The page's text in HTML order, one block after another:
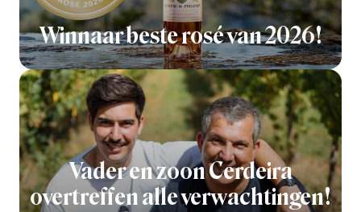
Winnaar beste rosé van 2026!
Vader en zoon Cerdeira
overtreffen alle verwachtingen!